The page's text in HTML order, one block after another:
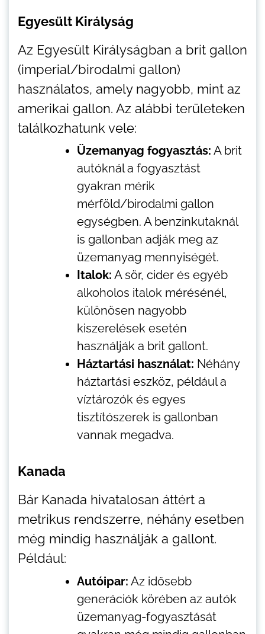
Egyesült Királyság
Az Egyesült Királyságban a brit gallon
(imperial/birodalmi gallon)
használatos, amely nagyobb, mint az
amerikai gallon. Az alábbi területeken
találkozhatunk vele:
Üzemanyag fogyasztás: A brit
autóknál a fogyasztást
gyakran mérik
mérföld/birodalmi gallon
egységben. A benzinkutaknál
is gallonban adják meg az
üzemanyag mennyiségét.
Italok: A sör, cider és egyéb
alkoholos italok mérésénél,
különösen nagyobb
kiszerelések esetén
használják a brit gallont.
Háztartási használat: Néhány
háztartási eszköz, például a
víztározók és egyes
tisztítószerek is gallonban
vannak megadva.
Kanada
Bár Kanada hivatalosan áttért a
metrikus rendszerre, néhány esetben
még mindig használják a gallont.
Például:
Autóipar: Az idősebb
generációk körében az autók
üzemanyag-fogyasztását